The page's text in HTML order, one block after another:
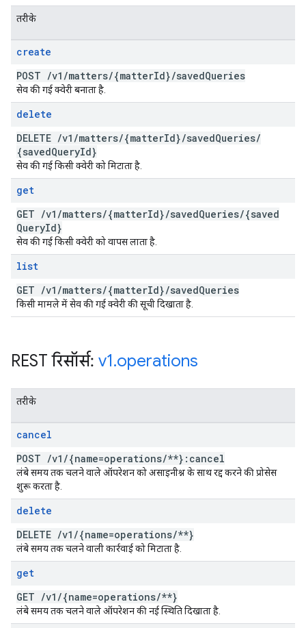
तरीके
create
POST /v1 /matters/{matterId}/savedQueries
सेव की गई क्वेरी बनाता है.
delete
DELETE /v1 /matters/{matterId}/savedQueries/
{savedQueryId}
सेव की गई किसी क्वेरी को मिटाता है.
get
GET /v1 /matters/{matterId}/savedQueries/{saved
QueryId}
सेव की गई किसी क्वेरी को वापस लाता है.
list
GET /v1 /matters/{matterId}/savedQueries
किसी मामले में सेव की गई क्वेरी की सूची दिखाता है.
REST रिसॉर्स: v1.operations
तरीके
cancel
POST /v1 /{name=operations/**}:cancel
लंबे समय तक चलने वाले ऑपरेशन को असाइनीश्न के साथ रद्द करने की प्रोसेस
शुरू करता है.
delete
DELETE /v1 /{name=operations/**}
लंबे समय तक चलने वाली कार्रवाई को मिटाता है.
get
GET /v1 /{name=operations/**}
लंबे समय तक चलने वाले ऑपरेशन की नई स्थिति दिखाता है.